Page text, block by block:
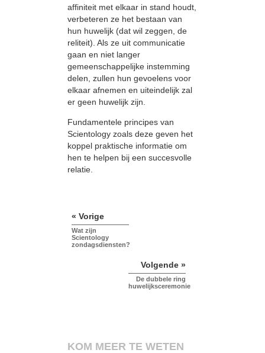
affiniteit met elkaar in stand houdt,
verbeteren ze het bestaan van
hun huwelijk (dat wil zeggen, de
reliteit). Als ze uit communicatie
gaan en niet langer
gemeenschappelijke instemming
delen, zullen hun gevoelens voor
elkaar afnemen en uiteindelijk zal
er geen huwelijk zijn.
Fundamentele principes van
Scientology zoals deze geven het
koppel praktische informatie om
hen te helpen bij een succesvolle
relatie.
« Vorige
Wat zijn
Scientology
zondagsdiensten?
Volgende »
De dubbele ring
huwelijksceremonie
KOM MEER TE WETEN